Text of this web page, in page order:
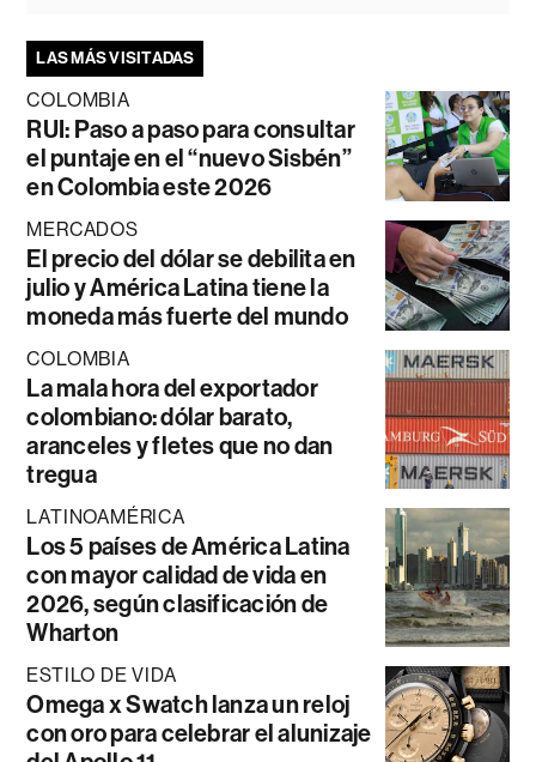
LAS MÁS VISITADAS
COLOMBIA
RUI: Paso a paso para consultar
el puntaje en el “nuevo Sisbén”
en Colombia este 2026
MERCADOS
El precio del dólar se debilita en
julio y América Latina tiene la
moneda más fuerte del mundo
COLOMBIA
La mala hora del exportador
colombiano: dólar barato,
aranceles y fletes que no dan
tregua
LATINOAMÉRICA
Los 5 países de América Latina
con mayor calidad de vida en
2026, según clasificación de
Wharton
ESTILO DE VIDA
Omega x Swatch lanza un reloj
con oro para celebrar el alunizaje